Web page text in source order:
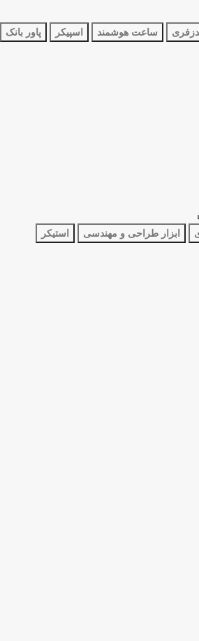
ساعت هوشمند اسپیکر پاور بانک
ابزار طراحی و مهندسی استیکر